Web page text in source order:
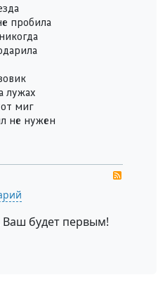
пробила
лужах
миг
не нужен
будет первым!